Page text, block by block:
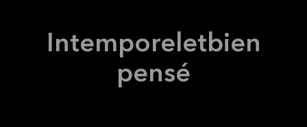
Intemporeletbien
pensé